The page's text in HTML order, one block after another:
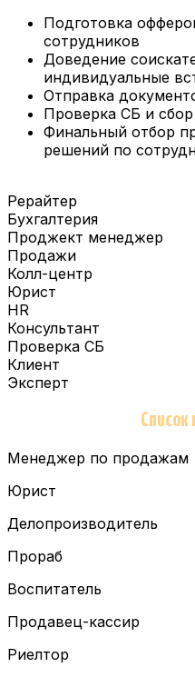
Подготовка
сотрудников
Доведение
индивидуальные
Отправка
Проверка СБ и
Финальный отбор
решений по
Рерайтер
Бухгалтерия
Проджект менеджер
Продажи
Колл-центр
Юрист
HR
Консультант
Проверка СБ
Клиент
Эксперт
Список
Менеджер по продажам
Юрист
Делопроизводитель
Прораб
Воспитатель
Продавец-кассир
Риелтор